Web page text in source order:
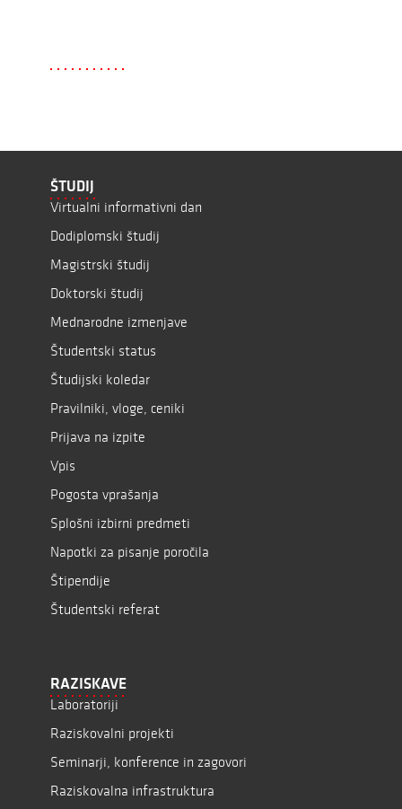
ŠTUDIJ
Virtualni informativni dan
Dodiplomski študij
Magistrski študij
Doktorski študij
Mednarodne izmenjave
Študentski status
Študijski koledar
Pravilniki, vloge, ceniki
Prijava na izpite
Vpis
Pogosta vprašanja
Splošni izbirni predmeti
Napotki za pisanje poročila
Štipendije
Študentski referat
RAZISKAVE
Laboratoriji
Raziskovalni projekti
Seminarji, konference in zagovori
Raziskovalna infrastruktura